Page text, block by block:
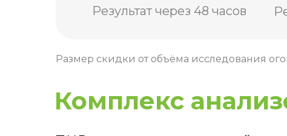
Результат через 48 часов
Размер скидки от объёма исследования
Комплекс